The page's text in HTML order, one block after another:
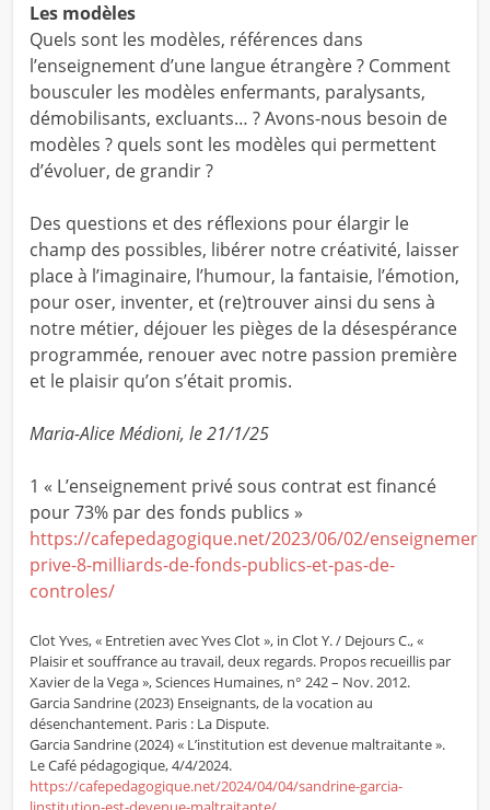
Les modèles
Quels sont les modèles, références dans
l’enseignement d’une langue étrangère ? Comment
bousculer les modèles enfermants, paralysants,
démobilisants, excluants… ? Avons-nous besoin de
modèles ? quels sont les modèles qui permettent
d’évoluer, de grandir ?
Des questions et des réflexions pour élargir le
champ des possibles, libérer notre créativité, laisser
place à l’imaginaire, l’humour, la fantaisie, l’émotion,
pour oser, inventer, et (re)trouver ainsi du sens à
notre métier, déjouer les pièges de la désespérance
programmée, renouer avec notre passion première
et le plaisir qu’on s’était promis.
Maria-Alice Médioni, le 21/1/25
1 « L’enseignement privé sous contrat est financé
pour 73% par des fonds publics »
https://cafepedagogique.net/2023/06/02/
prive-8-milliards-de-fonds-publics-et-pas-de-
controles/
Clot Yves, « Entretien avec Yves Clot », in Clot Y. / Dejours C., «
Plaisir et souffrance au travail, deux regards. Propos recueillis par
Xavier de la Vega », Sciences Humaines, n° 242 – Nov. 2012.
Garcia Sandrine (2023) Enseignants, de la vocation au
désenchantement. Paris : La Dispute.
Garcia Sandrine (2024) « L’institution est devenue maltraitante ».
Le Café pédagogique, 4/4/2024.
https://cafepedagogique.net/2024/04/04/sandrine-garcia-